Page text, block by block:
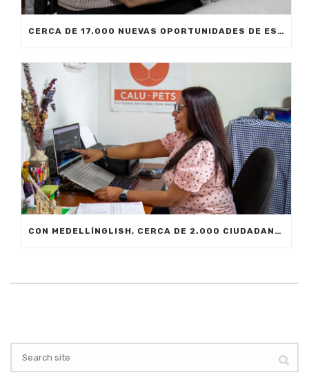
CERCA DE 17.000 NUEVAS OPORTUNIDADES DE ESTUDIO SIN COSTO PARA MEDELLÍN
CON MEDELLÍNGLISH, CERCA DE 2.000 CIUDADANOS SE FORMARÁN EN INGLÉS FUNCIONAL PARA EL TRABAJO